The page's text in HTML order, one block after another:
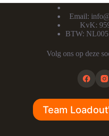
Email:
KvK:
BTW:
Volg ons op deze
Team